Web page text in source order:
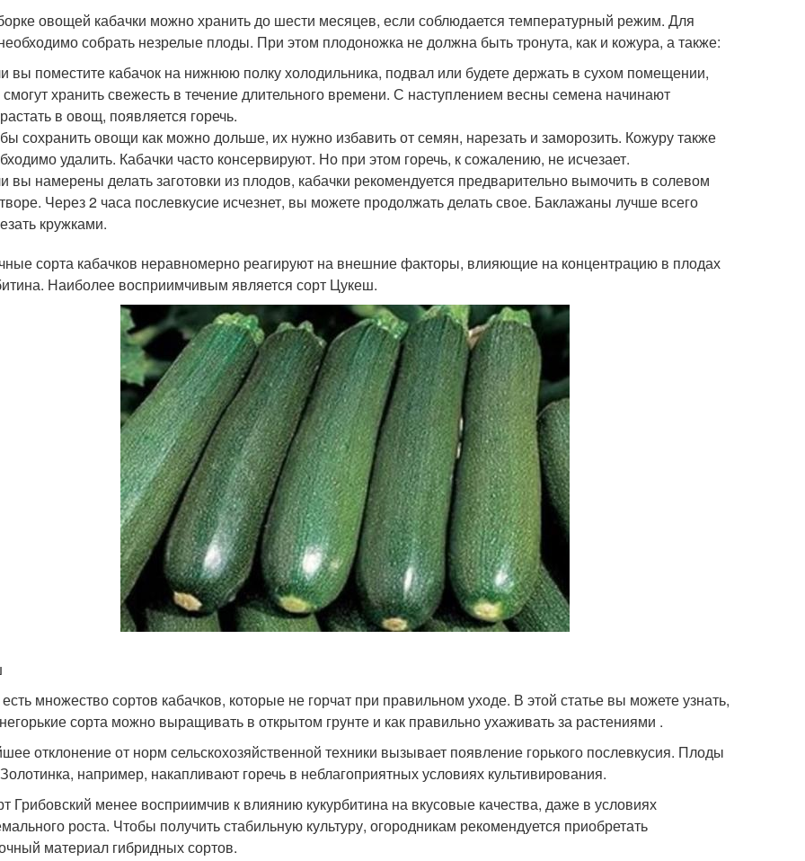
овощей кабачки можно хранить до шести месяцев, если соблюдается температурный режим. Для
собрать незрелые плоды. При этом плодоножка не должна быть тронута, как и кожура, а также:
вы поместите кабачок на нижнюю полку холодильника, подвал или будете держать в сухом помещении,
хранить свежесть в течение длительного времени. С наступлением весны семена начинают
в овощ, появляется горечь.
сохранить овощи как можно дольше, их нужно избавить от семян, нарезать и заморозить. Кожуру также
удалить. Кабачки часто консервируют. Но при этом горечь, к сожалению, не исчезает.
вы намерены делать заготовки из плодов, кабачки рекомендуется предварительно вымочить в солевом
Через 2 часа послевкусие исчезнет, вы можете продолжать делать свое. Баклажаны лучше всего
кружками.
сорта кабачков неравномерно реагируют на внешние факторы, влияющие на концентрацию в плодах
Наиболее восприимчивым является сорт Цукеш.
множество сортов кабачков, которые не горчат при правильном уходе. В этой статье вы можете узнать,
сорта можно выращивать в открытом грунте и как правильно ухаживать за растениями .
отклонение от норм сельскохозяйственной техники вызывает появление горького послевкусия. Плоды
например, накапливают горечь в неблагоприятных условиях культивирования.
Грибовский менее восприимчив к влиянию кукурбитина на вкусовые качества, даже в условиях
роста. Чтобы получить стабильную культуру, огородникам рекомендуется приобретать
материал гибридных сортов.